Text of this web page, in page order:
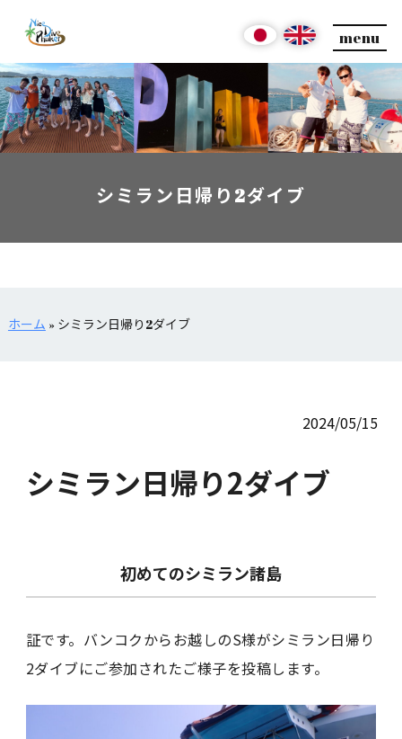
menu
シミラン日帰り2ダイブ
ホーム » シミラン日帰り2ダイブ
2024/05/15
シミラン日帰り2ダイブ
初めてのシミラン諸島
証です。バンコクからお越しのS様がシミラン日帰り
2ダイブにご参加されたご様子を投稿します。